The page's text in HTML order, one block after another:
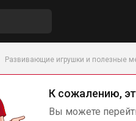
Развивающие игрушки и полезные
К сожалению,
Вы можете